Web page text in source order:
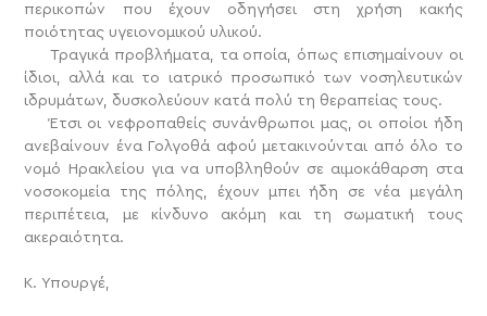
περικοπών που έχουν οδηγήσει στη χρήση κακής
ποιότητας υγειονομικού υλικού.
Τραγικά προβλήματα, τα οποία, όπως επισημαίνουν οι
ίδιοι, αλλά και το ιατρικό προσωπικό των νοσηλευτικών
ιδρυμάτων, δυσκολεύουν κατά πολύ τη θεραπείας τους.
Έτσι οι νεφροπαθείς συνάνθρωποι μας, οι οποίοι ήδη
ανεβαίνουν ένα Γολγοθά αφού μετακινούνται από όλο το
νομό Ηρακλείου για να υποβληθούν σε αιμοκάθαρση στα
νοσοκομεία της πόλης, έχουν μπει ήδη σε νέα μεγάλη
περιπέτεια, με κίνδυνο ακόμη και τη σωματική τους
ακεραιότητα.
Κ. Υπουργέ,